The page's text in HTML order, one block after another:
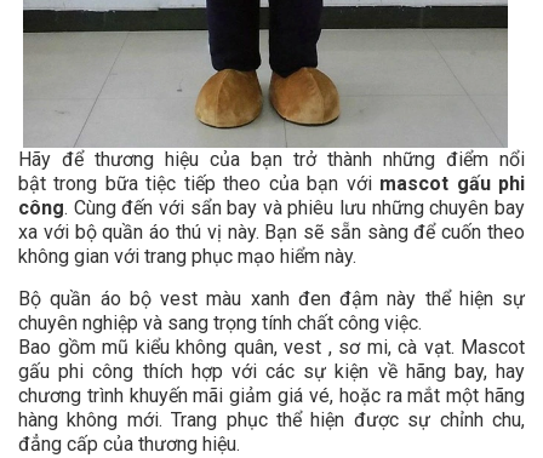
Hãy để thương hiệu của bạn trở thành những điểm nổi
bật trong bữa tiệc tiếp theo của bạn với mascot gấu phi
công. Cùng đến với sẩn bay và phiêu lưu những chuyên bay
xa với bộ quần áo thú vị này. Bạn sẽ sẵn sàng để cuốn theo
không gian với trang phục mạo hiểm này.
Bộ quần áo bộ vest màu xanh đen đậm này thể hiện sự
chuyên nghiệp và sang trọng tính chất công việc.
Bao gồm mũ kiểu không quân, vest , sơ mi, cà vạt. Mascot
gấu phi công thích hợp với các sự kiện về hãng bay, hay
chương trình khuyến mãi giảm giá vé, hoặc ra mắt một hãng
hàng không mới. Trang phục thể hiện được sự chỉnh chu,
đẳng cấp của thương hiệu.